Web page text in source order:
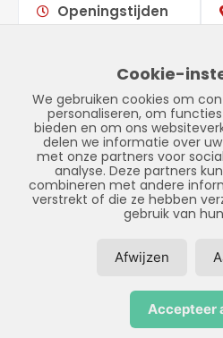
Openingstijden
ZondagGesloten
© Copyright 2026 – LPFS –
Realisatie door:
Cookie-
We gebruiken cookies om
personaliseren, om
bieden en om ons
delen we informatie over
met onze partners voor
analyse. Deze partners
combineren met andere
verstrekt of die ze hebben
gebruik van
Afwijzen
Accepteer